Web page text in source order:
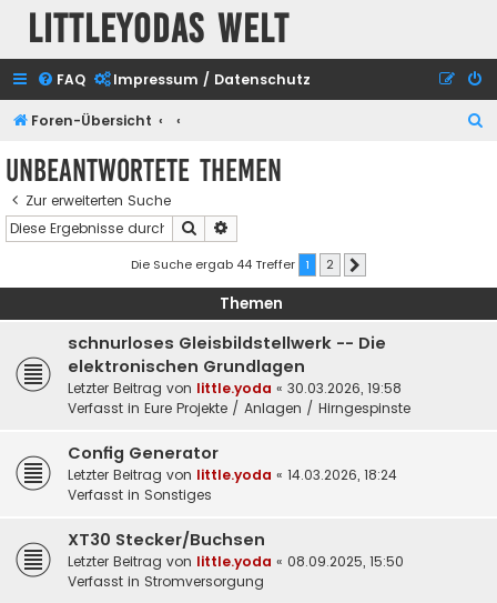
Littleyodas Welt
FAQ Impressum / Datenschutz
Foren-Übersicht
Unbeantwortete Themen
Zur erweiterten Suche
Suche
Die Suche ergab 44 Treffer 1 2
Themen
schnurloses Gleisbildstellwerk -- Die
elektronischen Grundlagen
Letzter Beitrag von little.yoda « 30.03.2026, 19:58
Verfasst in Eure Projekte / Anlagen / Hirngespinste
Config Generator
Letzter Beitrag von little.yoda « 14.03.2026, 18:24
Verfasst in Sonstiges
XT30 Stecker/Buchsen
Letzter Beitrag von little.yoda « 08.09.2025, 15:50
Verfasst in Stromversorgung